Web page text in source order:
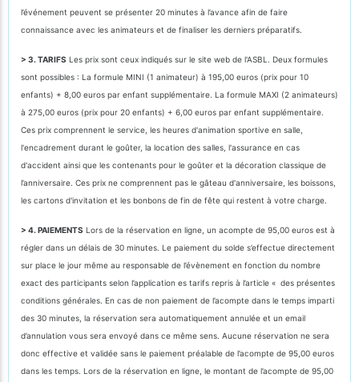
l’événement peuvent se présenter 20 minutes à l’avance afin de faire
connaissance avec les animateurs et de finaliser les derniers préparatifs.
> 3. TARIFS Les prix sont ceux indiqués sur le site web de l'ASBL. Deux formules
sont possibles : La formule MINI (1 animateur) à 195,00 euros (prix pour 10
enfants) + 8,00 euros par enfant supplémentaire. La formule MAXI (2 animateurs)
à 275,00 euros (prix pour 20 enfants) + 6,00 euros par enfant supplémentaire.
Ces prix comprennent le service, les heures d'animation sportive en salle,
l'encadrement durant le goûter, la location des salles, l'assurance en cas
d'accident ainsi que les contenants pour le goûter et la décoration classique de
l’anniversaire. Ces prix ne comprennent pas le gâteau d'anniversaire, les boissons,
les cartons d'invitation et les bonbons de fin de fête qui restent à votre charge.
> 4. PAIEMENTS Lors de la réservation en ligne, un acompte de 95,00 euros est à
régler dans un délais de 30 minutes. Le paiement du solde s’effectue directement
sur place le jour même au responsable de l’évènement en fonction du nombre
exact des participants selon l’application es tarifs repris à l’article « des présentes
conditions générales. En cas de non paiement de l’acompte dans le temps imparti
des 30 minutes, la réservation sera automatiquement annulée et un email
d’annulation vous sera envoyé dans ce même sens. Aucune réservation ne sera
donc effective et validée sans le paiement préalable de l’acompte de 95,00 euros
dans les temps. Lors de la réservation en ligne, le montant de l’acompte de 95,00